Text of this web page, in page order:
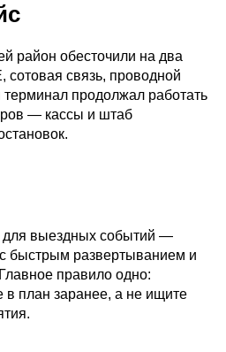
район обесточили на два
сотовая связь, проводной
терминал продолжал работать
— кассы и штаб
для выездных событий —
быстрым развертыванием и
правило одно:
план заранее, а не ищите